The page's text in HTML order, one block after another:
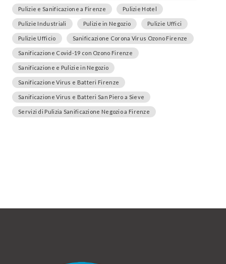
Pulizie e Sanificazione a Firenze Pulizie Hotel
Pulizie Industriali Pulizie in Negozio Pulizie Uffici
Pulizie Ufficio Sanificazione Corona Virus Ozono Firenze
Sanificazione Covid-19 con Ozono Firenze
Sanificazione e Pulizie in Negozio
Sanificazione Virus e Batteri Firenze
Sanificazione Virus e Batteri San Piero a Sieve
Servizi di Pulizia Sanificazione Negozio a Firenze